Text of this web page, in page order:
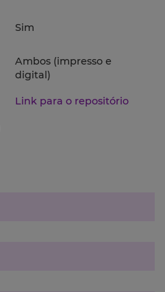
Sim
Ambos (impresso e
digital)
Link para o repositório